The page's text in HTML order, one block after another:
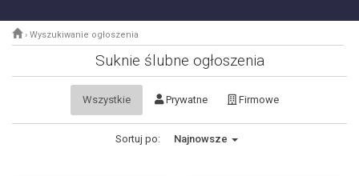
› Wyszukiwanie ogłoszenia
Suknie ślubne ogłoszenia
Wszystkie Prywatne Firmowe
Sortuj po: Najnowsze